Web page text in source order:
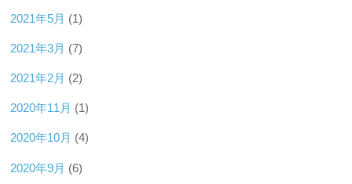
2021年5月 (1)
2021年3月 (7)
2021年2月 (2)
2020年11月 (1)
2020年10月 (4)
2020年9月 (6)